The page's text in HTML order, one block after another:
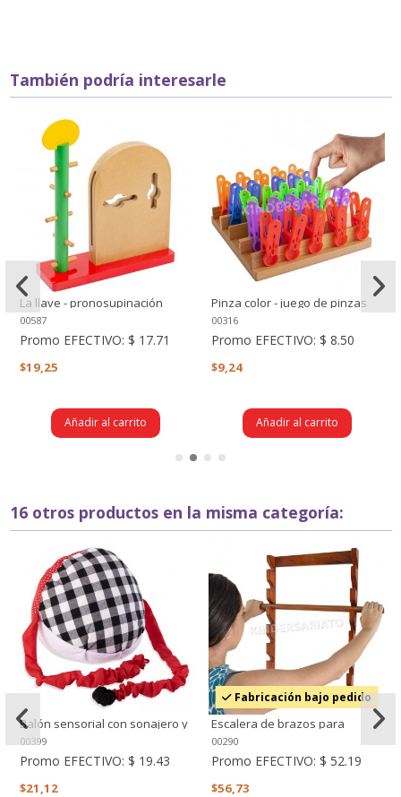
También podría interesarle
La llave - pronosupinación
00587
Promo EFECTIVO: $ 17.71
$19,25
Añadir al carrito
Pinza color - juego de pinzas
varios espesores
00316
Promo EFECTIVO: $ 8.50
$9,24
Añadir al carrito
16 otros productos en la misma categoría:
Balón sensorial con sonajero y
manilla (blanco, rojo y negro)
00399
Promo EFECTIVO: $ 19.43
$21,12
Fabricación bajo pedido
Escalera de brazos para
terapia
00290
Promo EFECTIVO: $ 52.19
$56,73